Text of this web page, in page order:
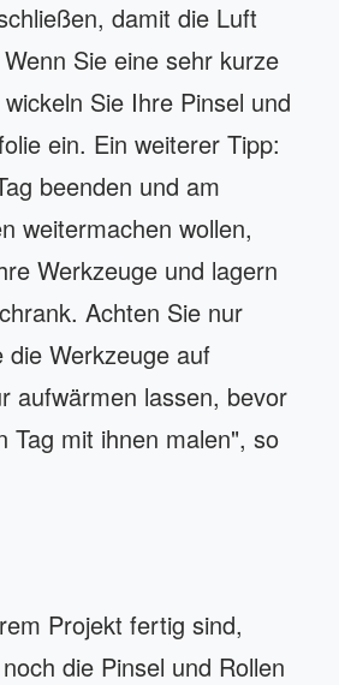
damit die Luft
Sie eine sehr kurze
Sie Ihre Pinsel und
ein. Ein weiterer Tipp:
beenden und am
weitermachen wollen,
Werkzeuge und lagern
Achten Sie nur
Werkzeuge auf
aufwärmen lassen, bevor
Tag mit ihnen malen", so
Projekt fertig sind,
die Pinsel und Rollen